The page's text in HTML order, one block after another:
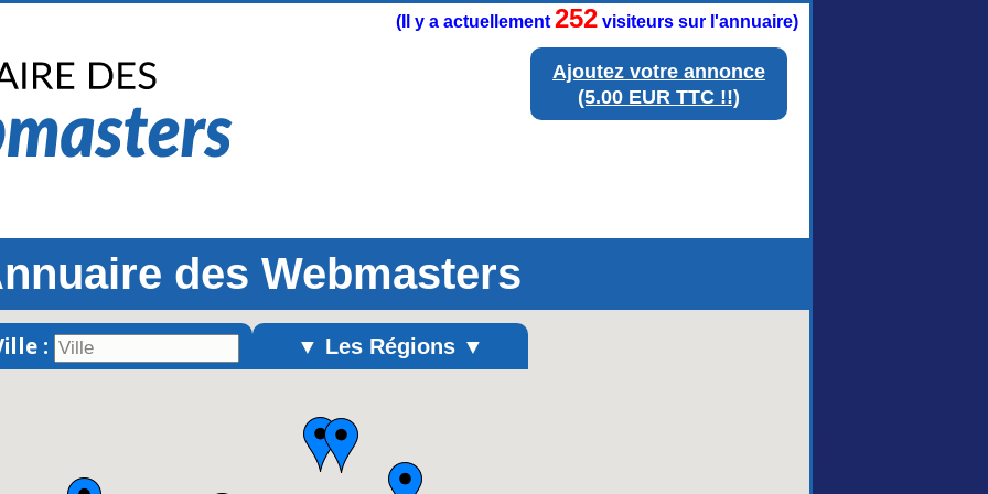
Ajoutez votre annonce
(5.00 EUR TTC !!)
(Il y a actuellement 252 visiteurs sur l'annuaire)
des Webmasters
: ▼ Les Régions ▼
Auvergne
Basse-Normandie